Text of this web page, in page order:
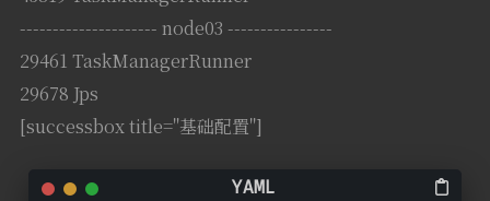
--------------------- node03 ----------------
29461 TaskManagerRunner
29678 Jps
[successbox title="基础配置"]